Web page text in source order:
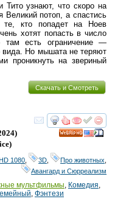
узнают, что скоро на
Великий потоп, а спастись
те, кто попадет на Ноев
хотят попасть в число
там есть ограничение —
вида. Но мышата не теряют
проникнуть на звериный
Скачать и Смотреть
смотреть
)
HD 1080 3D Про животных
Авангард и Сюрреализм
мультфильмы, Комедия,
, Фэнтези